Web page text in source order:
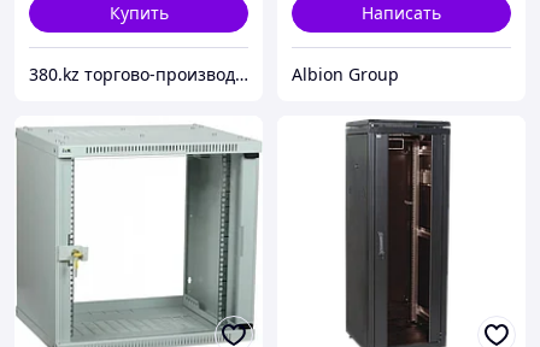
Купить
380.kz торгово-производственная компания (ТОО "AilinEX" юр. лицо)
Написать
Albion Group